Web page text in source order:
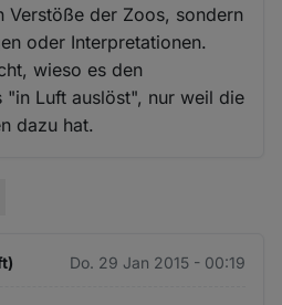
Verstöße der Zoos, sondern
oder Interpretationen.
wieso es den
"in Luft auslöst", nur weil die
dazu hat.
Do. 29 Jan 2015 - 00:19